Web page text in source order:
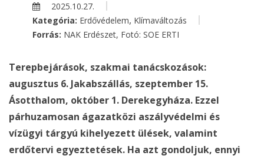
2025.10.27.
Kategória: Erdővédelem, Klímaváltozás
Forrás: NAK Erdészet, Fotó: SOE ERTI
Terepbejárások, szakmai tanácskozások:
augusztus 6. Jakabszállás, szeptember 15.
Ásotthalom, október 1. Derekegyháza. Ezzel
párhuzamosan ágazatközi aszályvédelmi és
vízügyi tárgyú kihelyezett ülések, valamint
erdőtervi egyeztetések. Ha azt gondoljuk, ennyi